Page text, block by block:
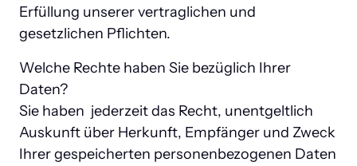
Erfüllung unserer vertraglichen und
gesetzlichen Pflichten.
Welche Rechte haben Sie bezüglich Ihrer
Daten?
Sie haben  jederzeit das Recht, unentgeltlich
Auskunft über Herkunft, Empfänger und Zweck
Ihrer gespeicherten personenbezogenen Daten